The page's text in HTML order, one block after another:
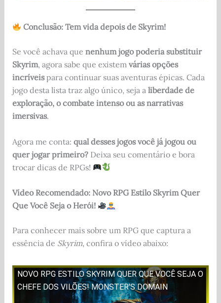
Conclusão: Tem vida depois de Skyrim!
Se você achava que nenhum jogo poderia substituir
Skyrim, agora sabe que existem várias opções
incríveispara continuar suas aventuras épicas. Cada
jogo desta lista traz algo único, seja a liberdade de
exploração, o combate intenso ou as narrativas
imersivas.
Agora me conta: qual desses jogos você já jogou ou
quer jogar primeiro?Deixa seu comentário e bora
trocar dicas de RPGs!
Vídeo Recomendado: Novo RPG Estilo Skyrim Quer
Que Você Seja o Herói!
Para conhecer mais sobre um RPG que captura a
essência de Skyrim, confira o vídeo abaixo:
NOVO RPG ESTILO SKYRIM QUER QUE VOCÊ SEJA O
CHEFE DOS VILÕES! MONSTER'S DOMAIN